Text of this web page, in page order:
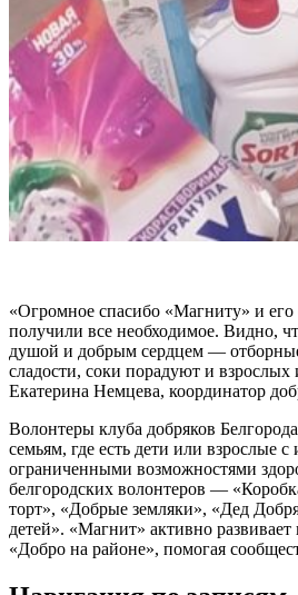
«Огромное спасибо «Магниту» и
получили все необходимое. Видно,
душой и добрым сердцем —
сладости, соки порадуют и
Екатерина Немцева, координатор
Волонтеры клуба добряков
семьям, где есть дети или взрослые
ограниченными возможностями
белгородских волонтеров —
торт», «Добрые земляки», «Дед
детей». «Магнит» активно
«Добро на районе», помогая